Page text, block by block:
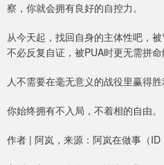
察，你就会拥有良好的自控力。
从今天起，找回自身的主体性吧，
不必反复自证，被PUA时更无需拼命
人不需要在毫无意义的战役里赢得胜
你始终拥有不入局，不着相的自由。
作者 | 阿岚，来源：阿岚在做事（ID